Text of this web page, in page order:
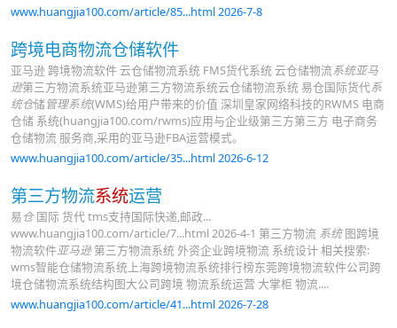
www.huangjia100.com/article/85...html 2026-7-8
跨境电商物流仓储软件
亚马逊 跨境物流软件 云仓储物流系统 FMS货代系统 云仓储物流系统亚马
逊第三方物流系统亚马逊第三方物流系统云仓储物流系统 易仓国际货代系
统仓储管理系统(WMS)给用户带来的价值 深圳皇家网络科技的RWMS 电商
仓储 系统(huangjia100.com/rwms)应用与企业级第三方第三方 电子商务
仓储物流 服务商,采用的亚马逊FBA运营模式。
www.huangjia100.com/article/35...html 2026-6-12
第三方物流系统运营
易仓国际 货代 tms支持国际快递,邮政...
www.huangjia100.com/article/7...html 2026-4-1 第三方物流 系统图跨境
物流软件亚马逊第三方物流系统 外资企业跨境物流 系统设计 相关搜索:
wms智能仓储物流系统上海跨境物流系统排行榜东莞跨境物流软件公司跨
境仓储物流系统结构图大公司跨境 物流系统运营 大掌柜 物流....
www.huangjia100.com/article/41...html 2026-7-28